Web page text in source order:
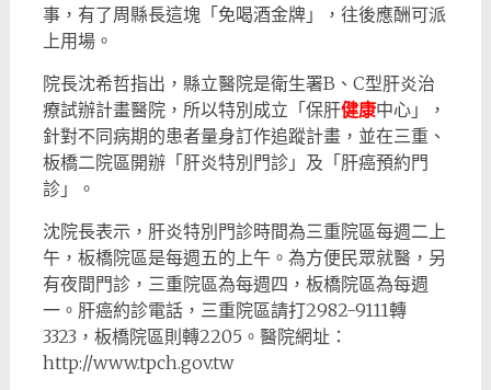
事，有了周縣長這塊「免喝酒金牌」，往後應酬可派
上用場。
院長沈希哲指出，縣立醫院是衛生署B、C型肝炎治
療試辦計畫醫院，所以特別成立「保肝健康中心」，
針對不同病期的患者量身訂作追蹤計畫，並在三重、
板橋二院區開辦「肝炎特別門診」及「肝癌預約門
診」。
沈院長表示，肝炎特別門診時間為三重院區每週二上
午，板橋院區是每週五的上午。為方便民眾就醫，另
有夜間門診，三重院區為每週四，板橋院區為每週
一。肝癌約診電話，三重院區請打2982-9111轉
3323，板橋院區則轉2205。醫院網址：
http://www.tpch.gov.tw